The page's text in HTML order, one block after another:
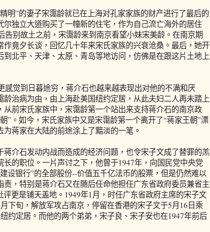
”的妻子宋霭龄就已在上海对孔家家族的财产进行了最后的
尔独立大道购买了一幢新的住宅，作为自己流亡海外的居住
告别故土之前，宋霭龄来到南京看望小妹宋美龄。在南京期
作竟夕长谈，回忆几十年来宋氏家族的兴衰沧桑。最后，她开
到北平、天津、太原、青岛等地访问，仿佛是在跟这片土地上
觉到日暮途穷，蒋介石也越来越表现出对他的不满和厌
龄治病为由，由上海赴美国纽约定居，从此夫妇二人再未踏上
从前宋氏家族中，宋霭龄第一个站出来支持蒋介石的南京政
”。如今，宋氏家族中又是宋霭龄第一个离开了“蒋家王朝”漂
蒋家在大陆的前途涂上了黯淡的一笔。
介石发动内战而造成的经济问题，也令宋子文成了替罪的羔
长的职位。一片声讨之下，他曾于1947年，向国民党中央党
设银行”的全部股份--价值五千亿法币的股票，但是仍然难以
责，特别是蒋介石又在随后任命他担任广东省政府委员兼省主
评更是铺天盖地。1949年1月，时任广东省政府主席的宋子文
下旬，解放军攻占南京，停留在香港的宋子文于5月16日乘
约定居。而他的两个弟弟，宋子良、宋子安也在1947年前后